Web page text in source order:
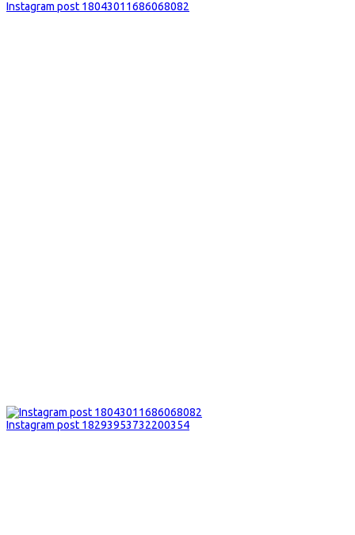
Instagram post 18043011686068082
Instagram post 18293953732200354